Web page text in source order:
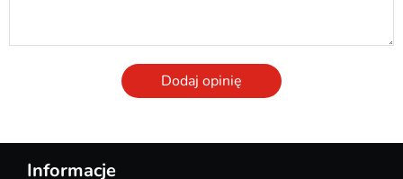
Dodaj opinię
Informacje